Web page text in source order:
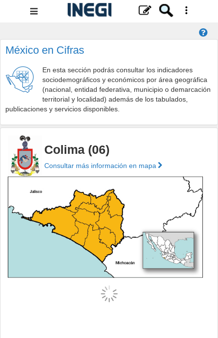
Menú
México en Cifras
En esta sección podrás consultar los indicadores
sociodemográficos y económicos por área geográfica
(nacional, entidad federativa, municipio o demarcación
territorial y localidad) además de los tabulados,
publicaciones y servicios disponibles.
Colima (06)
Consultar más información en mapa